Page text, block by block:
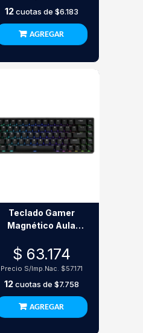
12cuotas de $6.183
AGREGAR
Teclado Gamer
Magnético Aula
Black Español
$ 63.174
Precio S/Imp.Nac. $57.171
12cuotas de $7.758
AGREGAR